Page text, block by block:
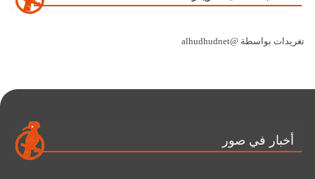
تغريدات بواسطة @alhudhudnet
أخبار في صور